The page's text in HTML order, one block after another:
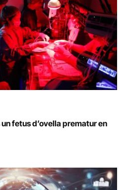
fetus d’ovella prematur en